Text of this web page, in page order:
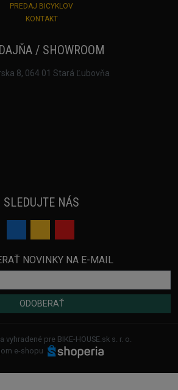
PREDAJ BICYKLOV
KONTAKT
/ SHOWROOM
8, 064 01 Stará Ľubovňa
SLEDUJTE NÁS
NOVINKY NA E-MAIL
ODOBERAŤ
vyhradené pre BIKE-HOUSE.sk s. r. o.
e-shopu